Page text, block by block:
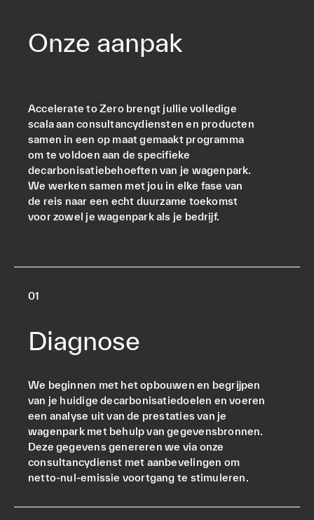
Onze aanpak
Accelerate to Zero brengt jullie volledige
scala aan consultancydiensten en producten
samen in een op maat gemaakt programma
om te voldoen aan de specifieke
decarbonisatiebehoeften van je wagenpark.
We werken samen met jou in elke fase van
de reis naar een echt duurzame toekomst
voor zowel je wagenpark als je bedrijf.
01
Diagnose
We beginnen met het opbouwen en begrijpen
van je huidige decarbonisatiedoelen en voeren
een analyse uit van de prestaties van je
wagenpark met behulp van gegevensbronnen.
Deze gegevens genereren we via onze
consultancydienst met aanbevelingen om
netto-nul-emissie voortgang te stimuleren.